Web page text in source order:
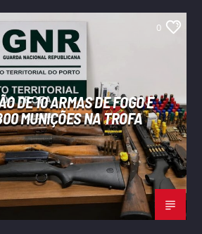
0
DE 10 ARMAS DE FOGO E
MUNIÇÕES NA TROFA